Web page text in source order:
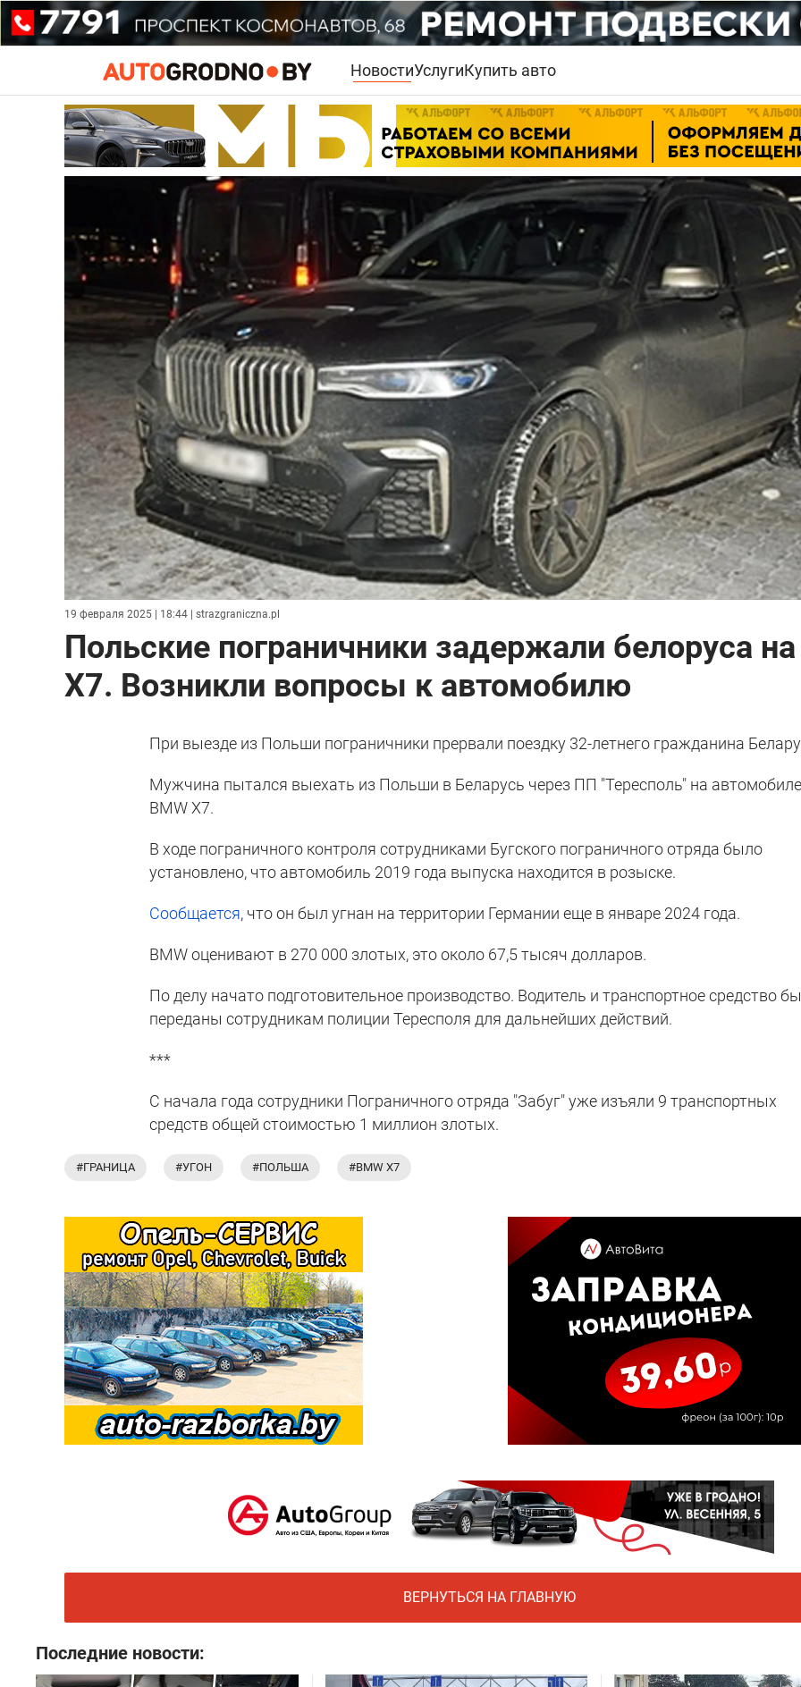
НовостиУслугиКупить авто
19 февраля 2025 | 18:44 | strazgraniczna.pl
Польские пограничники задержали белоруса
X7. Возникли вопросы к автомобилю
При выезде из Польши пограничники прервали поездку 32-летнего гражданина
Мужчина пытался выехать из Польши в Беларусь через ПП "Тересполь" на
BMW X7.
В ходе пограничного контроля сотрудниками Бугского пограничного отряда было
установлено, что автомобиль 2019 года выпуска находится в розыске.
Сообщается, что он был угнан на территории Германии еще в январе 2024 года.
BMW оценивают в 270 000 злотых, это около 67,5 тысяч долларов.
По делу начато подготовительное производство. Водитель и транспортное средство
переданы сотрудникам полиции Тересполя для дальнейших действий.
***
С начала года сотрудники Пограничного отряда "Забуг" уже изъяли 9 транспортных
средств общей стоимостью 1 миллион злотых.
#ГРАНИЦА #УГОН #ПОЛЬША #BMW X7
ВЕРНУТЬСЯ НА ГЛАВНУЮ
Последние новости: